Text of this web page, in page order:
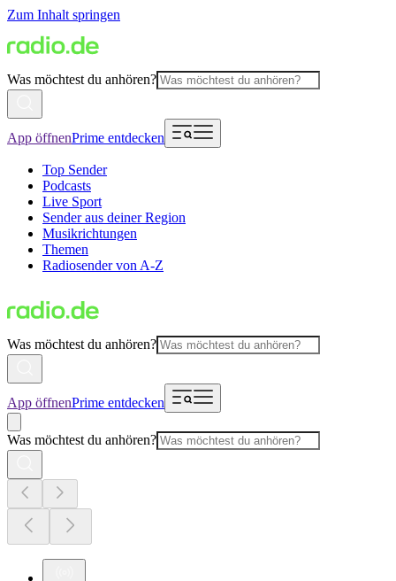
Zum Inhalt springen
Was möchtest du anhören?
App öffnenPrime entdecken
Top Sender
Podcasts
Live Sport
Sender aus deiner Region
Musikrichtungen
Themen
Radiosender von A-Z
Was möchtest du anhören?
App öffnenPrime entdecken
Was möchtest du anhören?